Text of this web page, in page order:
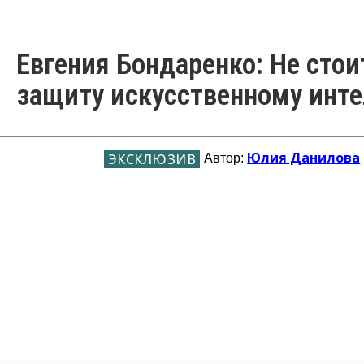
Евгения Бондаренко: Не
защиту искусственному
Автор: Юлия Данилова